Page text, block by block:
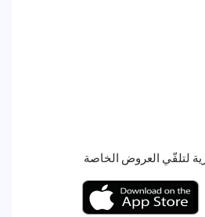
لتلقّي العروض الخاصة